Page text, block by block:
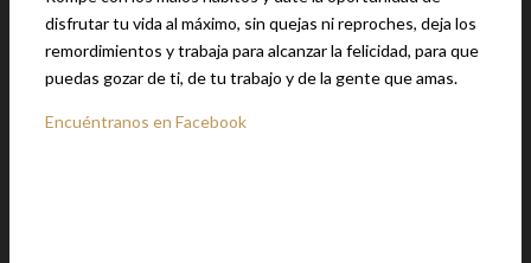
disfrutar tu vida al máximo, sin quejas ni reproches, deja los
remordimientos y trabaja para alcanzar la felicidad, para que
puedas gozar de ti, de tu trabajo y de la gente que amas.
Encuéntranos en Facebook